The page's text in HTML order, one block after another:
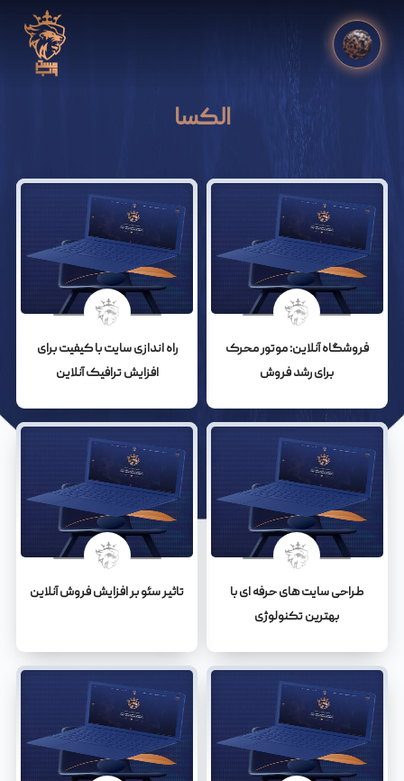
الکسا
فروشگاه آنلاین: موتور محرک
برای رشد فروش
راه اندازی سایت با کیفیت برای
افزایش ترافیک آنلاین
طراحی سایت های حرفه ای با
بهترین تکنولوژی
تاثیر سئو بر افزایش فروش آنلاین